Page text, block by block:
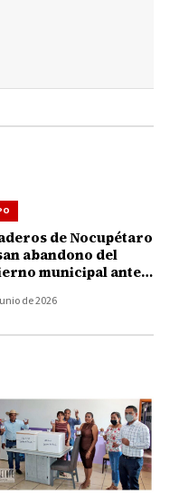
de Nocupétaro
abandono del
municipal ante
de 2026